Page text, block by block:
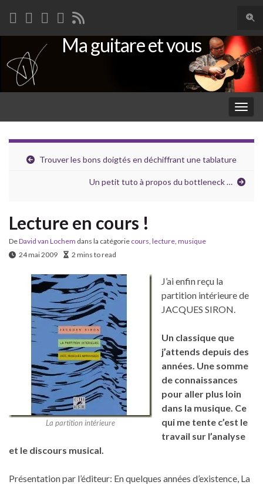
Search for:
Ma guitare et vous
Trouver les bons doigtés en déchiffrant une tablature
Un petit tuto à propos du bottleneck …
Lecture en cours !
DeDavid van Lochem dans la catégorie cours lecture musique
24 mai 2009
2 mins to read
La partition intérieure
J’ai enfin reçu la
partition intérieure de
JACQUES SIRON.
Un classique que
j’attends depuis des
années. Une somme
de connaissances
pour aller plus loin
dans la musique. Ce
qui me tente c’est le
travail sur l’analyse
et le discours musical.
Présentation par l’éditeur: En quelques années d’existence, La